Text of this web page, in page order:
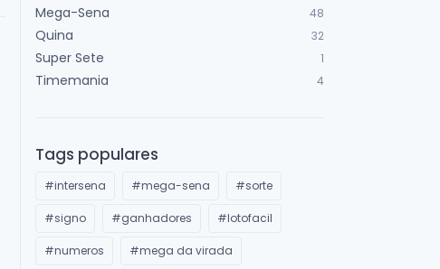
Mega-Sena 48
Quina 32
Super Sete 1
Timemania 4
Tags populares
#intersena #mega-sena #sorte
#signo #ganhadores #lotofacil
#numeros #mega da virada